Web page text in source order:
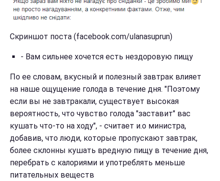
Скриншот поста (facebook.com/ulanasuprun)
- Вам сильнее хочется есть нездоровую пищу
По ее словам, вкусный и полезный завтрак влияет
на наше ощущение голода в течение дня. "Поэтому
если вы не завтракали, существует высокая
вероятность, что чувство голода "заставит" вас
кушать что-то на ходу", - считает и.о министра,
добавив, что люди, которые пропускают завтрак,
более склонны кушать вредную пищу в течение дня,
перебрать с калориями и употреблять меньше
питательных веществ